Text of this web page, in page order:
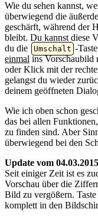
Wie du sehen kannst,
überwiegend die
geschärft, während der
bleibt. Du kannst diese
du die
Umschalt -
einmal ins Vorschaubild
oder Klick mit der
gelangst du wieder
deinem geöffneten
Wie ich oben schon
das bei allen
zu finden sind. Aber
überwiegend bei den
Update vom
Seit einiger Zeit ist es
Vorschau über die
Bild zu vergößern. Taste
komplett in den